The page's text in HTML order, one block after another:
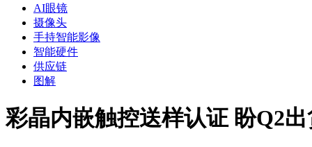
AI眼镜
摄像头
手持智能影像
智能硬件
供应链
图解
彩晶内嵌触控送样认证 盼Q2